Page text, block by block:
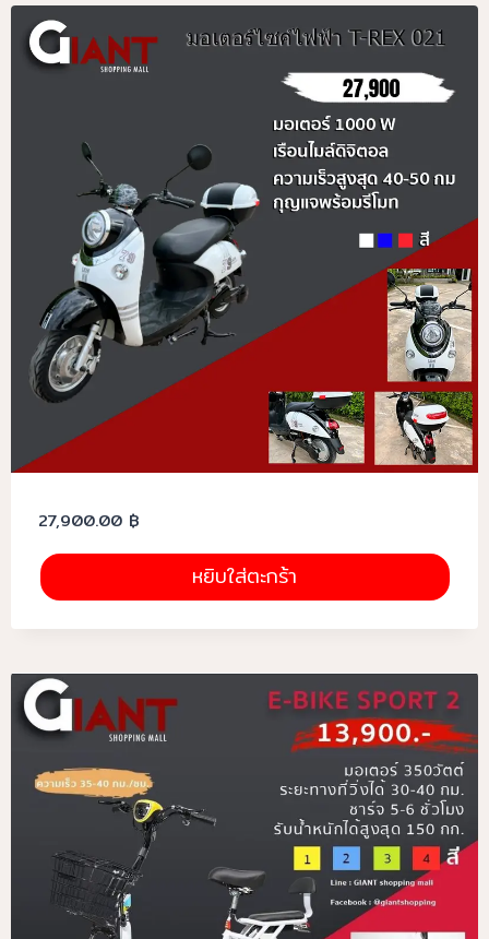
27,900.00 ฿
หยิบใส่ตะกร้า